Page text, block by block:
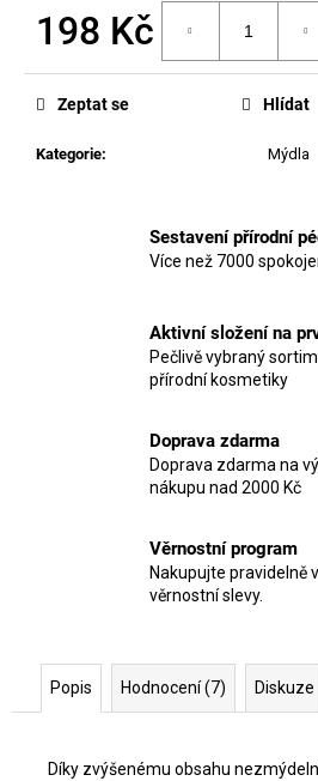
198 Kč
Kategorie: Mýdla
Zeptat se Hlídat
Sestavení přírodní
Více než 7000
Aktivní složení na
Pečlivě vybraný
přírodní kosmetiky
Doprava zdarma
Doprava zdarma na
nákupu nad 2000 Kč
Věrnostní program
Nakupujte pravidelně
věrnostní slevy.
Popis Hodnocení (7) Diskuze
Díky zvýšenému obsahu
VZOREČEK
25